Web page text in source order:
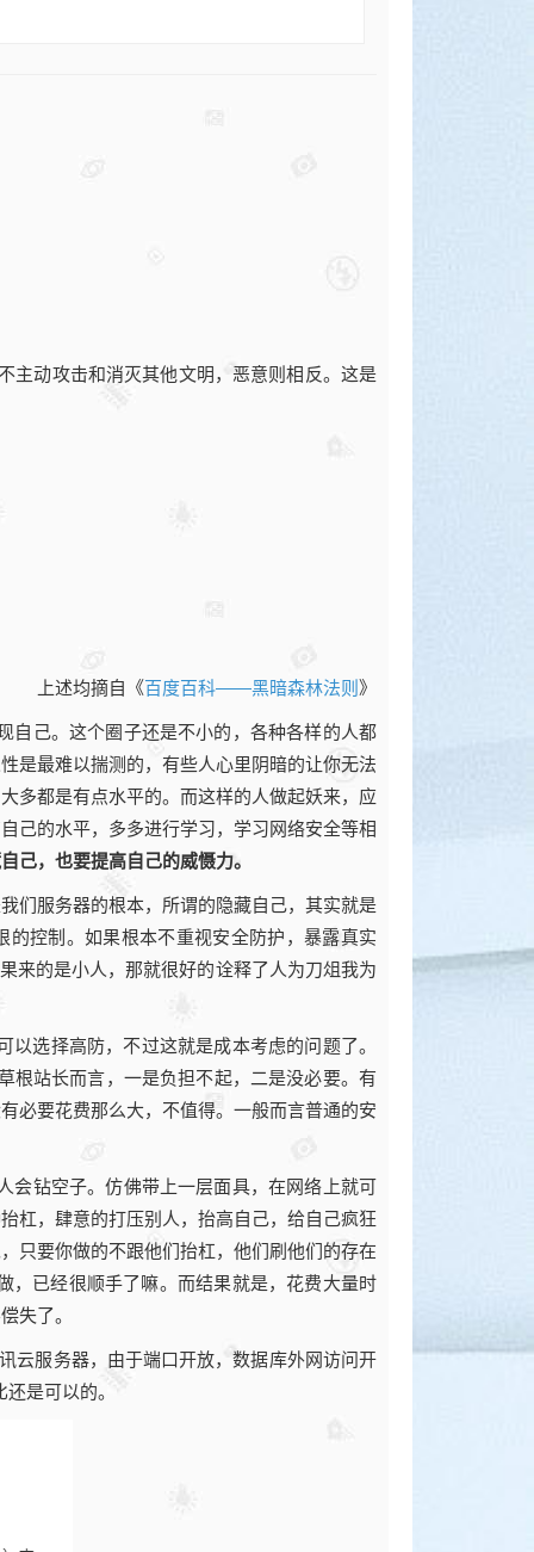
主动攻击和消灭其他文明，恶意则相反。这是
上述均摘自《百度百科——黑暗森林法则 》
己。这个圈子还是不小的，各种各样的人都
是最难以揣测的，有些人心里阴暗的让你无法
多都是有点水平的。而这样的人做起妖来，应
己的水平，多多进行学习，学习网络安全等相
己，也要提高自己的威慑力。
们服务器的根本，所谓的隐藏自己，其实就是
控制。如果根本不重视安全防护，暴露真实
来的是小人，那就很好的诠释了人为刀俎我为
选择高防，不过这就是成本考虑的问题了。
根站长而言，一是负担不起，二是没必要。有
必要花费那么大，不值得。一般而言普通的安
会钻空子。仿佛带上一层面具，在网络上就可
杠，肆意的打压别人，抬高自己，给自己疯狂
只要你做的不跟他们抬杠，他们刷他们的存在
，已经很顺手了嘛。而结果就是，花费大量时
失了。
服务器，由于端口开放，数据库外网访问开
是可以的。